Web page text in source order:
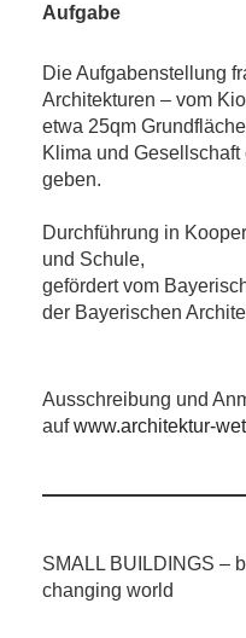
Aufgabe
Die Aufgabenstellung
Architekturen – vom
etwa 25qm
Klima und
geben.
Durchführung in
und Schule,
gefördert vom
der Bayerischen
Ausschreibung und
aufwww.architektur-
SMALL BUILDINGS –
changing world